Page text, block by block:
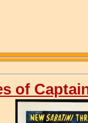
of